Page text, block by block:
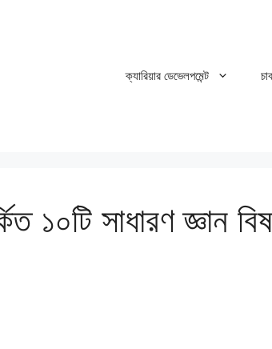
ক্যারিয়ার ডেভেলপমেন্ট
১০টি সাধারণ জ্ঞান